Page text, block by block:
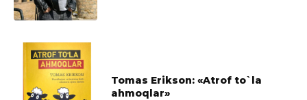
Tomas Erikson: «Atrof to`la
ahmoqlar»